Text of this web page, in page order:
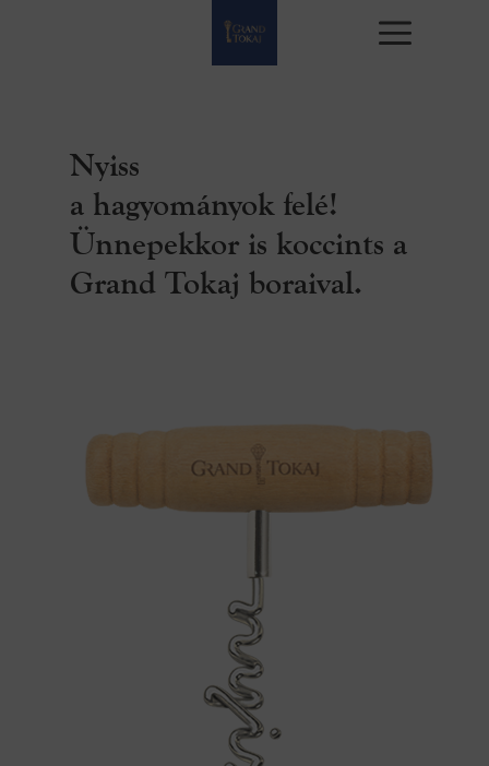
Nyiss
a hagyományok felé!
Ünnepekkor is koccints a
Grand Tokaj boraival.